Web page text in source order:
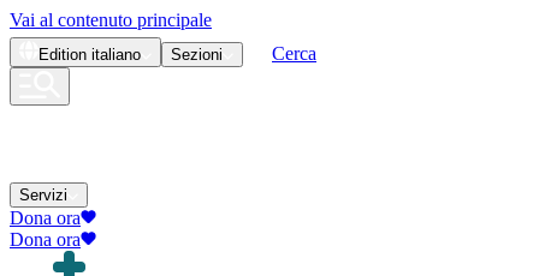
Vai al contenuto principale
Edition italiano Sezioni Cerca
Servizi
Dona ora
Dona ora